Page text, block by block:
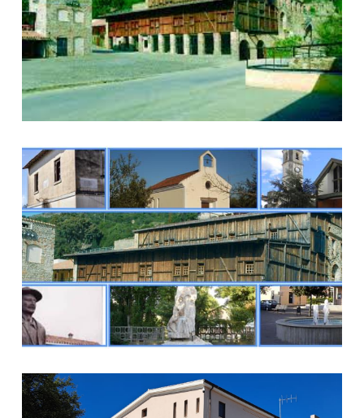
Immagine di Narcao
Immagine di Narcao